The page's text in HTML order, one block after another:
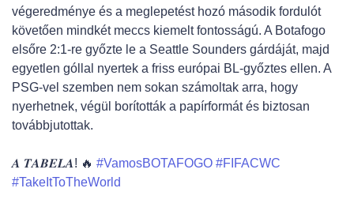
végeredménye és a meglepetést hozó második fordulót
követően mindkét meccs kiemelt fontosságú. A Botafogo
elsőre 2:1-re győzte le a Seattle Sounders gárdáját, majd
egyetlen góllal nyertek a friss európai BL-győztes ellen. A
PSG-vel szemben nem sokan számoltak arra, hogy
nyerhetnek, végül borították a papírformát és biztosan
továbbjutottak.
𝑨 𝑻𝑨𝑩𝑬𝑳𝑨! 🔥 #VamosBOTAFOGO #FIFACWC
#TakeItToTheWorld